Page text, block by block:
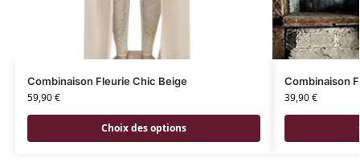
Combinaison Fleurie Chic Beige
59,90€
Choix des options
Combinaison
39,90€